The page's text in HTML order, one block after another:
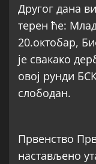
Другог дана
терен ће:
20.октобар,
је свакако
овој рунди
слободан.
Првенство
настављено